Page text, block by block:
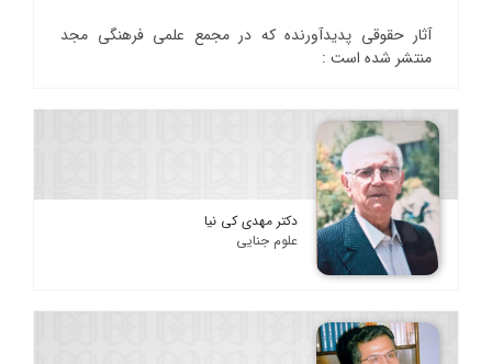
آثار حقوقی پدیدآورنده که در مجمع علمی فرهنگی مجد
منتشر شده است :
دکتر مهدی کی نیا
علوم جنایی